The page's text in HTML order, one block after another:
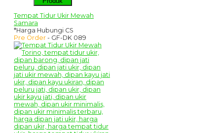
Tempat Tidur Ukir Mewah
Samara
*Harga Hubungi CS
Pre Order - GF-DK 089